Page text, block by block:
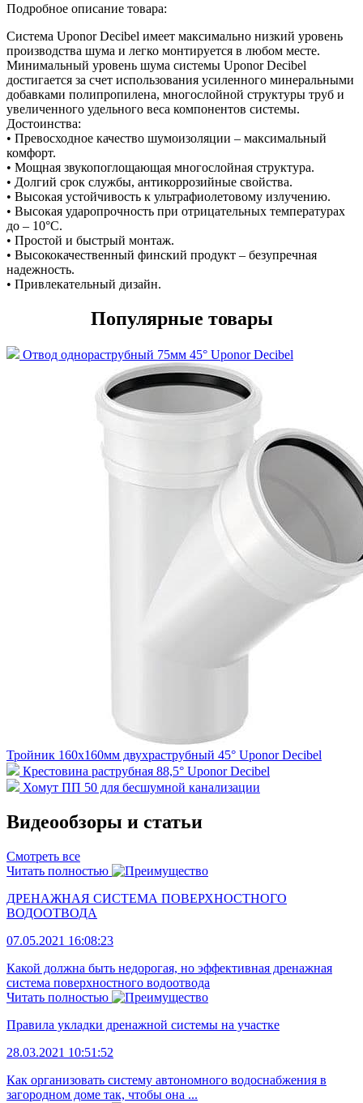
Подробное описание товара:
Система Uponor Decibel имеет максимально низкий уровень
производства шума и легко монтируется в любом месте.
Минимальный уровень шума системы Uponor Decibel
достигается за счет использования усиленного минеральными
добавками полипропилена, многослойной структуры труб и
увеличенного удельного веса компонентов системы.
Достоинства:
• Превосходное качество шумоизоляции – максимальный
комфорт.
• Мощная звукопоглощающая многослойная структура.
• Долгий срок службы, антикоррозийные свойства.
• Высокая устойчивость к ультрафиолетовому излучению.
• Высокая ударопрочность при отрицательных температурах
до – 10°С.
• Простой и быстрый монтаж.
• Высококачественный финский продукт – безупречная
надежность.
• Привлекательный дизайн.
Популярные товары
Отвод однораструбный 75мм 45° Uponor Decibel
Тройник 160х160мм двухраструбный 45° Uponor Decibel
Крестовина раструбная 88,5° Uponor Decibel
Хомут ПП 50 для бесшумной канализации
Видеообзоры и статьи
Смотреть все
Читать полностью
ДРЕНАЖНАЯ СИСТЕМА ПОВЕРХНОСТНОГО
ВОДООТВОДА
07.05.2021 16:08:23
Какой должна быть недорогая, но эффективная дренажная
система поверхностного водоотвода
Читать полностью
Правила укладки дренажной системы на участке
28.03.2021 10:51:52
Как организовать систему автономного водоснабжения в
загородном доме так, чтобы она ...